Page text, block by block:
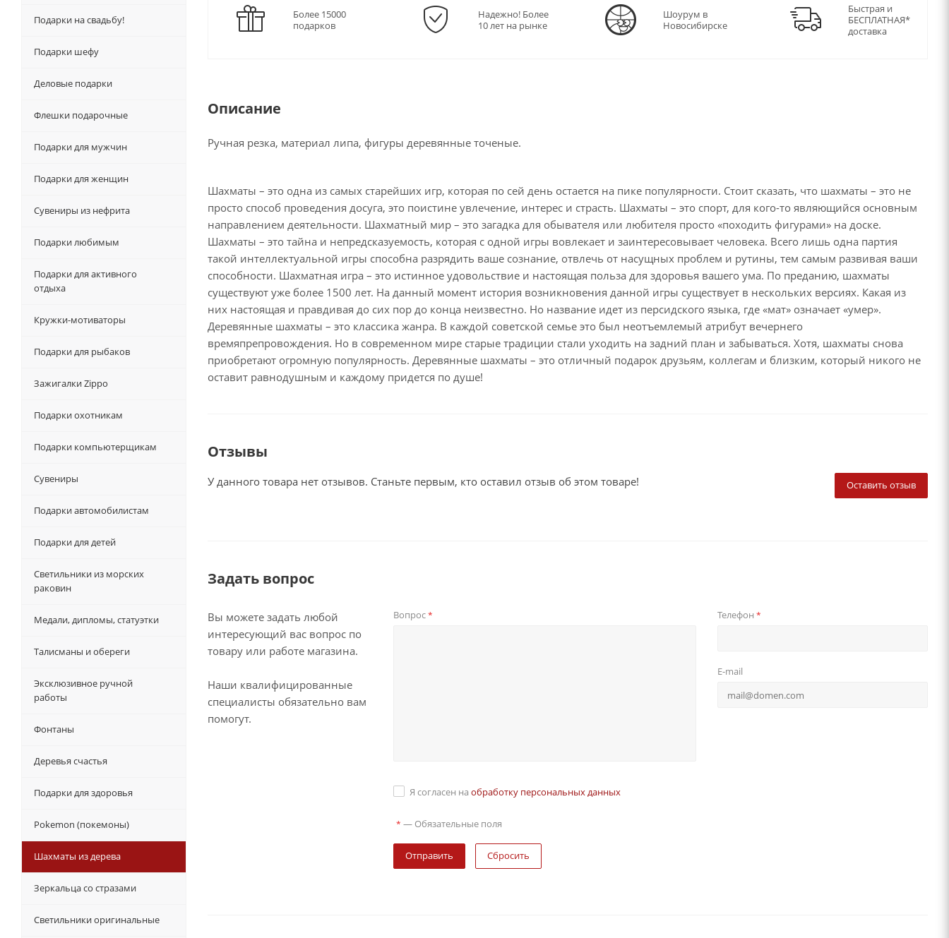
Более 15000
подарков
Надежно! Более
10 лет на рынке
Шоурум в
Новосибирске
Быстрая и
БЕСПЛАТНАЯ*
доставка
Описание
Ручная резка, материал липа, фигуры деревянные точеные.
Шахматы – это одна из самых старейших игр, которая по сей день остается на пике популярности. Стоит сказать, что шахматы – это не
просто способ проведения досуга, это поистине увлечение, интерес и страсть. Шахматы – это спорт, для кого-то являющийся основным
направлением деятельности. Шахматный мир – это загадка для обывателя или любителя просто «походить фигурами» на доске.
Шахматы – это тайна и непредсказуемость, которая с одной игры вовлекает и заинтересовывает человека. Всего лишь одна партия
такой интеллектуальной игры способна разрядить ваше сознание, отвлечь от насущных проблем и рутины, тем самым развивая ваши
способности. Шахматная игра – это истинное удовольствие и настоящая польза для здоровья вашего ума. По преданию, шахматы
существуют уже более 1500 лет. На данный момент история возникновения данной игры существует в нескольких версиях. Какая из
них настоящая и правдивая до сих пор до конца неизвестно. Но название идет из персидского языка, где «мат» означает «умер».
Деревянные шахматы – это классика жанра. В каждой советской семье это был неотъемлемый атрибут вечернего
времяпрепровождения. Но в современном мире старые традиции стали уходить на задний план и забываться. Хотя, шахматы снова
приобретают огромную популярность. Деревянные шахматы – это отличный подарок друзьям, коллегам и близким, который никого не
оставит равнодушным и каждому придется по душе!
Отзывы
Оставить отзыв
У данного товара нет отзывов. Станьте первым, кто оставил отзыв об этом товаре!
Задать вопрос
Вы можете задать любой
интересующий вас вопрос по
товару или работе магазина.
Наши квалифицированные
специалисты обязательно вам
помогут.
Вопрос* Телефон *
E-mail
Я согласен на обработку персональных данных
* — Обязательные поля
Сбросить
Подарки на свадьбу!
Подарки шефу
Деловые подарки
Флешки подарочные
Подарки для мужчин
Подарки для женщин
Сувениры из нефрита
Подарки любимым
Подарки для активного
отдыха
Кружки-мотиваторы
Подарки для рыбаков
Зажигалки Zippo
Подарки охотникам
Подарки компьютерщикам
Сувениры
Подарки автомобилистам
Подарки для детей
Светильники из морских
раковин
Медали, дипломы, статуэтки
Талисманы и обереги
Эксклюзивное ручной
работы
Фонтаны
Деревья счастья
Подарки для здоровья
Pokemon (покемоны)
Шахматы из дерева
Зеркальца со стразами
Светильники оригинальные